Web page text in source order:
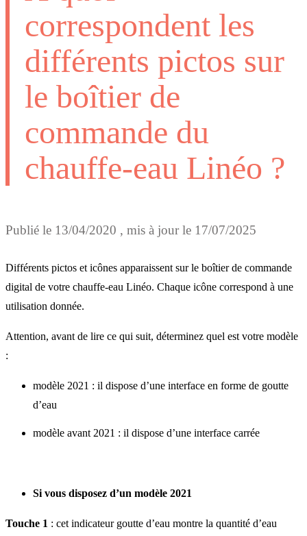
correspondent les
différents pictos sur
le boîtier de
commande du
chauffe-eau Linéo ?
Publié le 13/04/2020 , mis à jour le 17/07/2025
Différents pictos et icônes apparaissent sur le boîtier de commande
digital de votre chauffe-eau Linéo. Chaque icône correspond à une
utilisation donnée.
Attention, avant de lire ce qui suit, déterminez quel est votre modèle
:
modèle 2021 : il dispose d’une interface en forme de goutte
d’eau
modèle avant 2021 : il dispose d’une interface carrée
Si vous disposez d’un modèle 2021
Touche 1 : cet indicateur goutte d’eau montre la quantité d’eau